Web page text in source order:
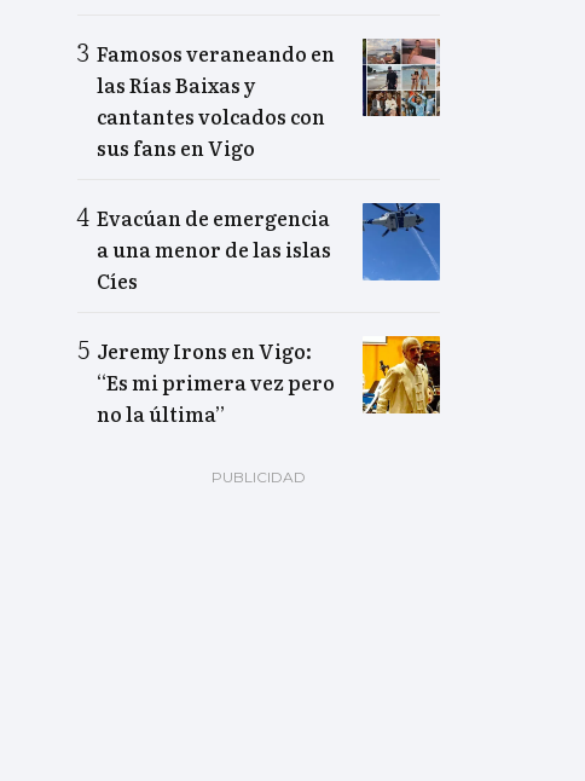
Famosos veraneando en
las Rías Baixas y
cantantes volcados con
sus fans en Vigo
Evacúan de emergencia
a una menor de las islas
Cíes
Jeremy Irons en Vigo:
“Es mi primera vez pero
no la última”